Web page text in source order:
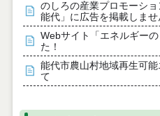
のしろの産業プロモーシ
能代」に広告を掲載しませ
Webサイト「エネルギー
た！
能代市農山村地域再生可
て